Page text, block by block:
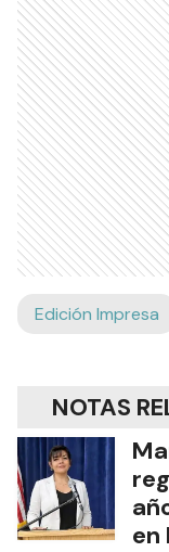
Edición Impresa
NOTAS
en